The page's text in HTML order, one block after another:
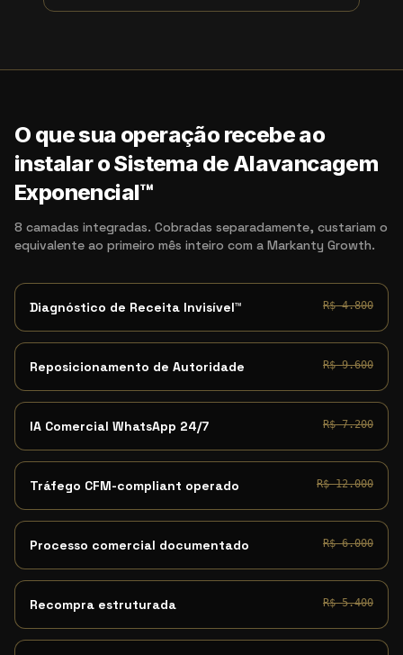
O que sua operação recebe ao
instalar o Sistema de Alavancagem
Exponencial™
8 camadas integradas. Cobradas separadamente, custariam o
equivalente ao primeiro mês inteiro com a Markanty Growth.
Diagnóstico de Receita Invisível™ R$ 4.800
Reposicionamento de Autoridade R$ 9.600
IA Comercial WhatsApp 24/7 R$ 7.200
Tráfego CFM-compliant operado R$ 12.000
Processo comercial documentado R$ 6.000
Recompra estruturada R$ 5.400